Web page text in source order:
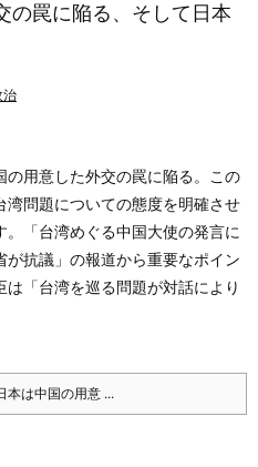
の罠に陥る、そして日本
治
の用意した外交の罠に陥る。 この
湾問題についての態度を明確させ
「台湾めぐる中国大使の発言に
が抗議」の報道から重要なポイン
は「台湾を巡る問題が対話により
本は中国の用意 ...